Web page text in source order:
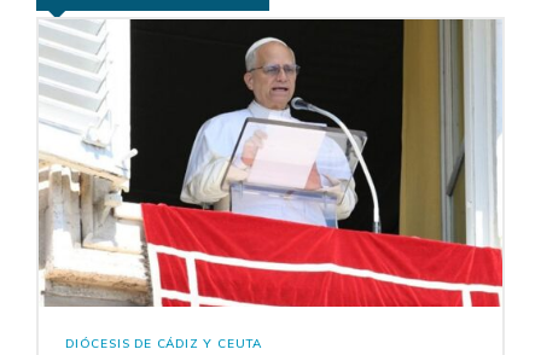
DIÓCESIS DE CÁDIZ Y CEUTA